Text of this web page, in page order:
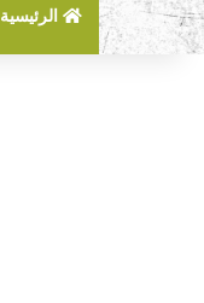
الرئيسية